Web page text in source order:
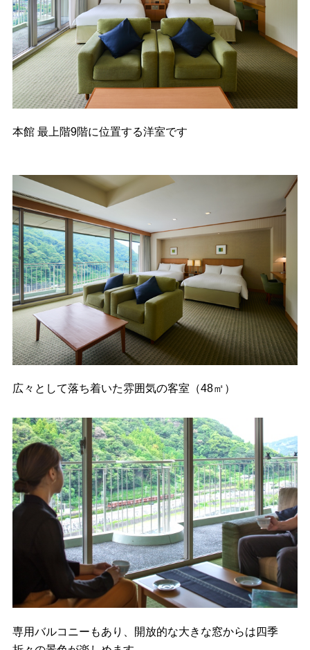
本館 最上階9階に位置する洋室です
広々として落ち着いた雰囲気の客室（48㎡）
専用バルコニーもあり、開放的な大きな窓からは四季